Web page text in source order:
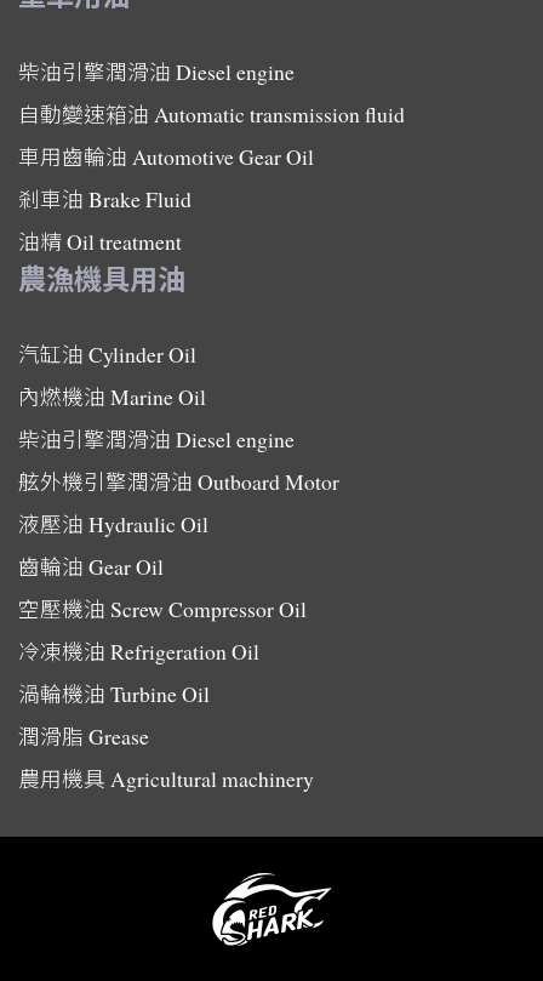
柴油引擎潤滑油 Diesel engine
自動變速箱油 Automatic transmission fluid
車用齒輪油 Automotive Gear Oil
剎車油 Brake Fluid
油精Oil treatment
農漁機具用油
汽缸油 Cylinder Oil
內燃機油 Marine Oil
柴油引擎潤滑油 Diesel engine
舷外機引擎潤滑油 Outboard Motor
液壓油 Hydraulic Oil
齒輪油 Gear Oil
空壓機油 Screw Compressor Oil
冷凍機油 Refrigeration Oil
渦輪機油 Turbine Oil
潤滑脂 Grease
農用機具 Agricultural machinery